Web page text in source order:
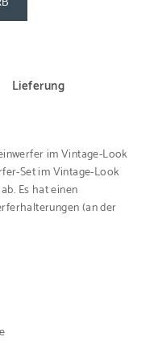
Lieferung
im Vintage-Look
Set im Vintage-Look
Es hat einen
(an der